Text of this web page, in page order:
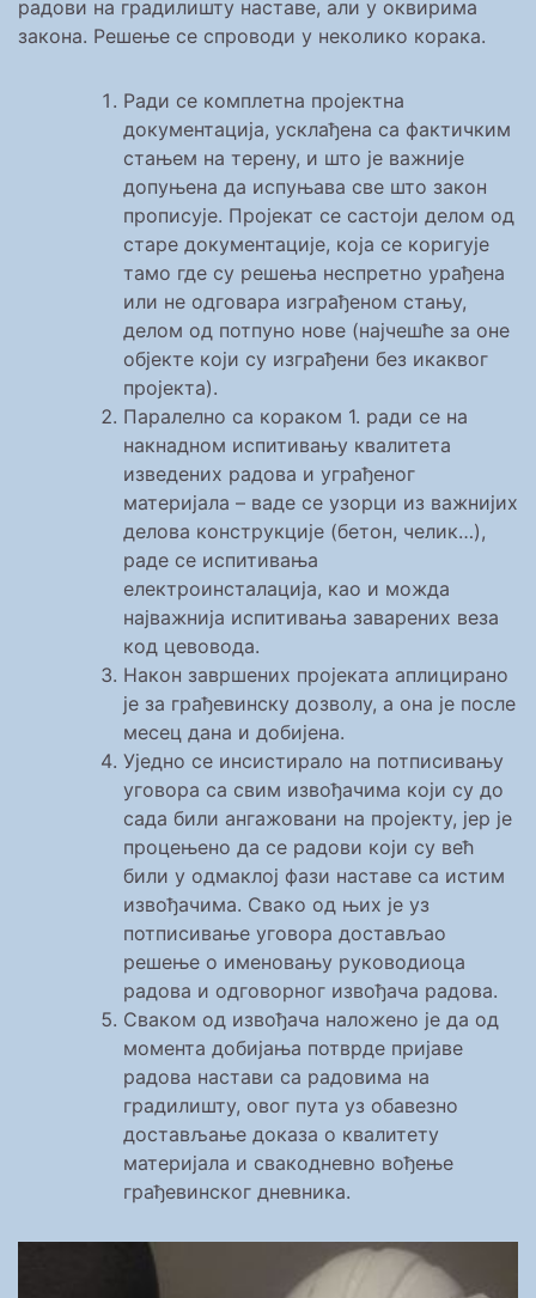
радови на градилишту наставе, али у оквирима
закона. Решење се спроводи у неколико корака.
Ради се комплетна пројектна
документација, усклађена са фактичким
стањем на терену, и што је важније
допуњена да испуњава све што закон
прописује. Пројекат се састоји делом од
старе документације, која се коригује
тамо где су решења неспретно урађена
или не одговара изграђеном стању,
делом од потпуно нове (најчешће за оне
објекте који су изграђени без икаквог
пројекта).
Паралелно са кораком 1. ради се на
накнадном испитивању квалитета
изведених радова и уграђеног
материјала – ваде се узорци из важнијих
делова конструкције (бетон, челик…),
раде се испитивања
електроинсталација, као и можда
најважнија испитивања заварених веза
код цевовода.
Након завршених пројеката аплицирано
је за грађевинску дозволу, а она је после
месец дана и добијена.
Уједно се инсистирало на потписивању
уговора са свим извођачима који су до
сада били ангажовани на пројекту, јер је
процењено да се радови који су већ
били у одмаклој фази наставе са истим
извођачима. Свако од њих је уз
потписивање уговора достављао
решење о именовању руководиоца
радова и одговорног извођача радова.
Сваком од извођача наложено је да од
момента добијања потврде пријаве
радова настави са радовима на
градилишту, овог пута уз обавезно
достављање доказа о квалитету
материјала и свакодневно вођење
грађевинског дневника.